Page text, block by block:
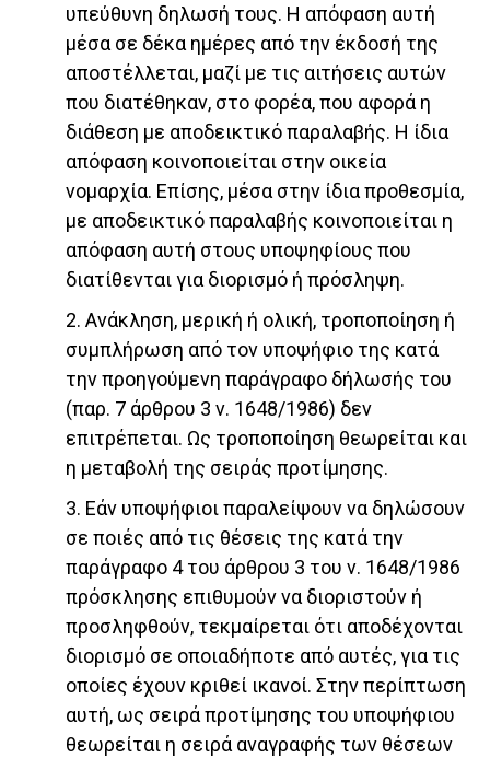
υπεύθυνη δηλωσή τους. Η απόφαση αυτή
μέσα σε δέκα ημέρες από την έκδοσή της
αποστέλλεται, μαζί με τις αιτήσεις αυτών
που διατέθηκαν, στο φορέα, που αφορά η
διάθεση με αποδεικτικό παραλαβής. Η ίδια
απόφαση κοινοποιείται στην οικεία
νομαρχία. Επίσης, μέσα στην ίδια προθεσμία,
με αποδεικτικό παραλαβής κοινοποιείται η
απόφαση αυτή στους υποψηφίους που
διατίθενται για διορισμό ή πρόσληψη.
2. Ανάκληση, μερική ή ολική, τροποποίηση ή
συμπλήρωση από τον υποψήφιο της κατά
την προηγούμενη παράγραφο δήλωσής του
(παρ. 7 άρθρου 3 ν. 1648/1986) δεν
επιτρέπεται. Ως τροποποίηση θεωρείται και
η μεταβολή της σειράς προτίμησης.
3. Εάν υποψήφιοι παραλείψουν να δηλώσουν
σε ποιές από τις θέσεις της κατά την
παράγραφο 4 του άρθρου 3 του ν. 1648/1986
πρόσκλησης επιθυμούν να διοριστούν ή
προσληφθούν, τεκμαίρεται ότι αποδέχονται
διορισμό σε οποιαδήποτε από αυτές, για τις
οποίες έχουν κριθεί ικανοί. Στην περίπτωση
αυτή, ως σειρά προτίμησης του υποψήφιου
θεωρείται η σειρά αναγραφής των θέσεων